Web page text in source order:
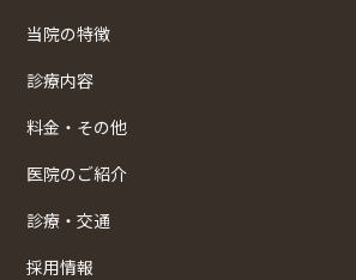
当院の特徴
診療内容
料金・その他
医院のご紹介
診療・交通
採用情報